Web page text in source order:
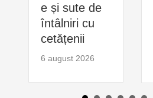
e și sute de
întâlniri cu
cetățenii
6 august 2026